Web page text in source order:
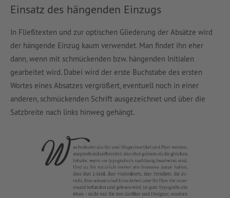
Einsatz des hängenden Einzugs
In Fließtexten und zur optischen Gliederung der Absätze wird
der hängende Einzug kaum verwendet. Man findet ihn eher
dann, wenn mit schmückenden bzw. hängenden Initialen
gearbeitet wird. Dabei wird der erste Buchstabe des ersten
Wortes eines Absatzes vergrößert, eventuell noch in einer
anderen, schmückenden Schrift ausgezeichnet und über die
Satzbreite nach links hinweg gehängt.